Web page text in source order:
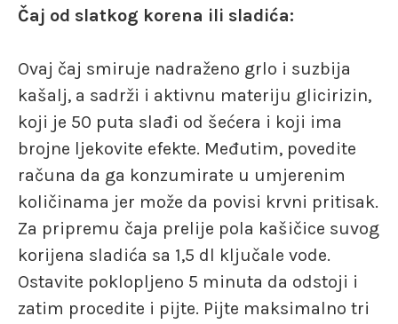
Čaj od slatkog korena ili sladića:
Ovaj čaj smiruje nadraženo grlo i suzbija
kašalj, a sadrži i aktivnu materiju glicirizin,
koji je 50 puta slađi od šećera i koji ima
brojne ljekovite efekte. Međutim, povedite
računa da ga konzumirate u umjerenim
količinama jer može da povisi krvni pritisak.
Za pripremu čaja prelije pola kašičice suvog
korijena sladića sa 1,5 dl ključale vode.
Ostavite poklopljeno 5 minuta da odstoji i
zatim procedite i pijte. Pijte maksimalno tri